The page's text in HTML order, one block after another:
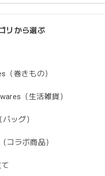
リから選ぶ
（巻きもの）
（生活雑貨）
ッグ）
コラボ商品）